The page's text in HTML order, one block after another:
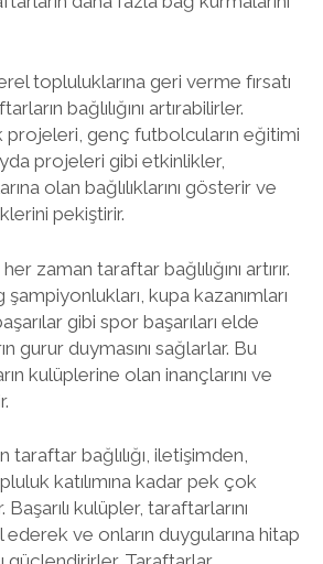
topluluklarına geri verme fırsatı
bağlılığını artırabilirler.
projeleri, genç futbolcuların eğitimi
projeleri gibi etkinlikler,
olan bağlılıklarını gösterir ve
pekiştirir.
zaman taraftar bağlılığını artırır.
kupa kazanımları
gibi spor başarıları elde
gurur duymasını sağlarlar. Bu
kulüplerine olan inançlarını ve
taraftar bağlılığı, iletişimden,
katılımına kadar pek çok
kulüpler, taraftarlarını
ve onların duygularına hitap